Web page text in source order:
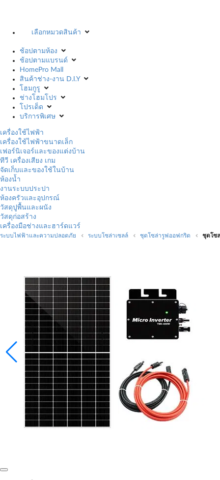
เลือกหมวดสินค้า
ช้อปตามห้อง
ช้อปตามแบรนด์
HomePro Mall
สินค้าช่าง-งาน D.I.Y
โฮมกูรู
ช่างโฮมโปร
โปรเด็ด
บริการพิเศษ
เครื่องใช้ไฟฟ้า
เครื่องใช้ไฟฟ้าขนาดเล็ก
เฟอร์นิเจอร์และของแต่งบ้าน
ทีวี เครื่องเสียง เกม
จัดเก็บและของใช้ในบ้าน
ห้องน้ำ
งานระบบประปา
ห้องครัวและอุปกรณ์
วัสดุปูพื้นและผนัง
วัสดุก่อสร้าง
เครื่องมือช่างและฮาร์ดแวร์
ระบบไฟฟ้าและความปลอดภัย ระบบโซล่าเซลล์ ชุดโซล่ารูฟออฟกริด ชุดโซล